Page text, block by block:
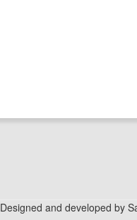
Designed and developed by